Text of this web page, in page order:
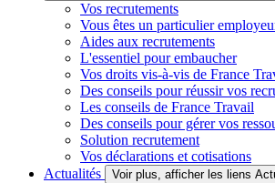
Vos recrutements
Vous êtes un particulier
Aides aux recrutements
L'essentiel pour embaucher
Vos droits vis-à-vis de France
Des conseils pour réussir vos
Les conseils de France Travail
Des conseils pour gérer vos
Solution recrutement
Vos déclarations et cotisations
Actualités
Voir plus, afficher les liens